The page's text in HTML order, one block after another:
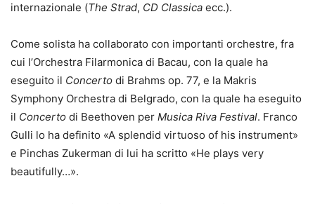
internazionale (The Strad, CD Classica ecc.).
Come solista ha collaborato con importanti orchestre, fra
cui l’Orchestra Filarmonica di Bacau, con la quale ha
eseguito il Concerto di Brahms op. 77, e la Makris
Symphony Orchestra di Belgrado, con la quale ha eseguito
il Concerto di Beethoven per Musica Riva Festival. Franco
Gulli lo ha definito «A splendid virtuoso of his instrument»
e Pinchas Zukerman di lui ha scritto «He plays very
beautifully…».